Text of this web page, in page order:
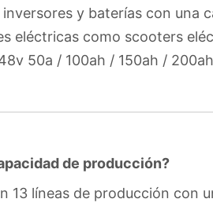
y baterías con una
eléctricas como scooters
50a / 100ah / 150ah /
de producción?
13 líneas de producción con